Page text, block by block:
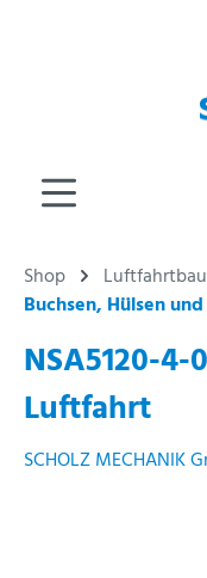
Shop
Buchsen, Hülsen
NSA5120-4-
Luftfahrt
SCHOLZ MECHANIK